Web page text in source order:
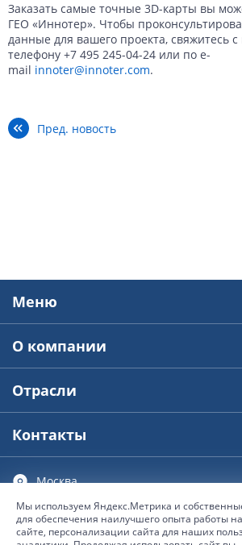
Заказать самые точные 3D-карты вы
ГЕО «Иннотер». Чтобы
данные для вашего проекта, свяжитесь
телефону +7 495 245-04-24 или по e-
mail innoter@innoter.com.
Пред. новость
Меню
О компании
Отрасли
Контакты
Москва
© 2000-2026, ООО “ГЕО Иннотер”
Мы используем Яндекс.Метрика и
для обеспечения наилучшего опыта работы
сайте, персонализации сайта для наших